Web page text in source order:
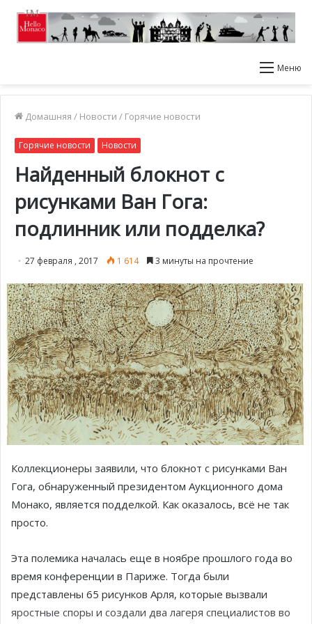
Меню
Домашняя / Новости / Горячие новости
Горячие новости Новости
Найденный блокнот с
рисунками Ван Гога:
подлинник или подделка?
27 февраля , 2017 1 614 3 минуты на прочтение
Коллекционеры заявили, что блокнот с рисунками Ван
Гога, обнаруженный президентом Аукционного дома
Монако, является подделкой. Как оказалось, всё не так
просто.
Эта полемика началась еще в ноябре прошлого года во
время конференции в Париже. Тогда были
представлены 65 рисунков Арля, которые вызвали
яростные споры и создали два лагеря специалистов во